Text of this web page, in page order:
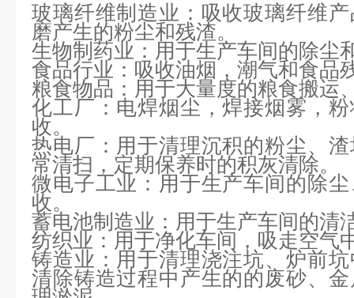
玻璃纤维制造业：吸收玻璃纤维
磨产生的粉尘和残渣。
生物制药业：用于生产车间的除尘
食品行业：吸收油烟，潮气和食品
粮食物品：用于大量度的粮食搬运
化工厂：电焊烟尘，焊接烟雾，
收。
热电厂：用于清理沉积的粉尘、
常清扫，定期保养时的积灰清除。
微电子工业：用于生产车间的除
收。
蓄电池制造业：用于生产车间的清
纺织业：用于净化车间，吸走空气
铸造业：用于清理浇注坑、炉前
清除铸造过程中产生的的废砂、